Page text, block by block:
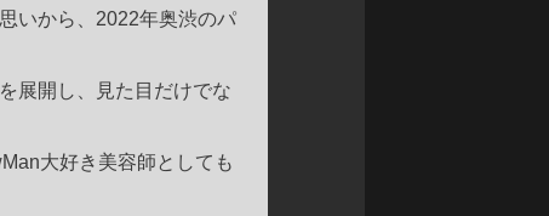
いから、2022年奥渋のパ
展開し、見た目だけでな
大好き美容師としても